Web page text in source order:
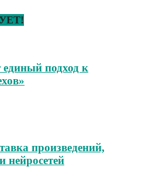
подход к
произведений,
нейросетей